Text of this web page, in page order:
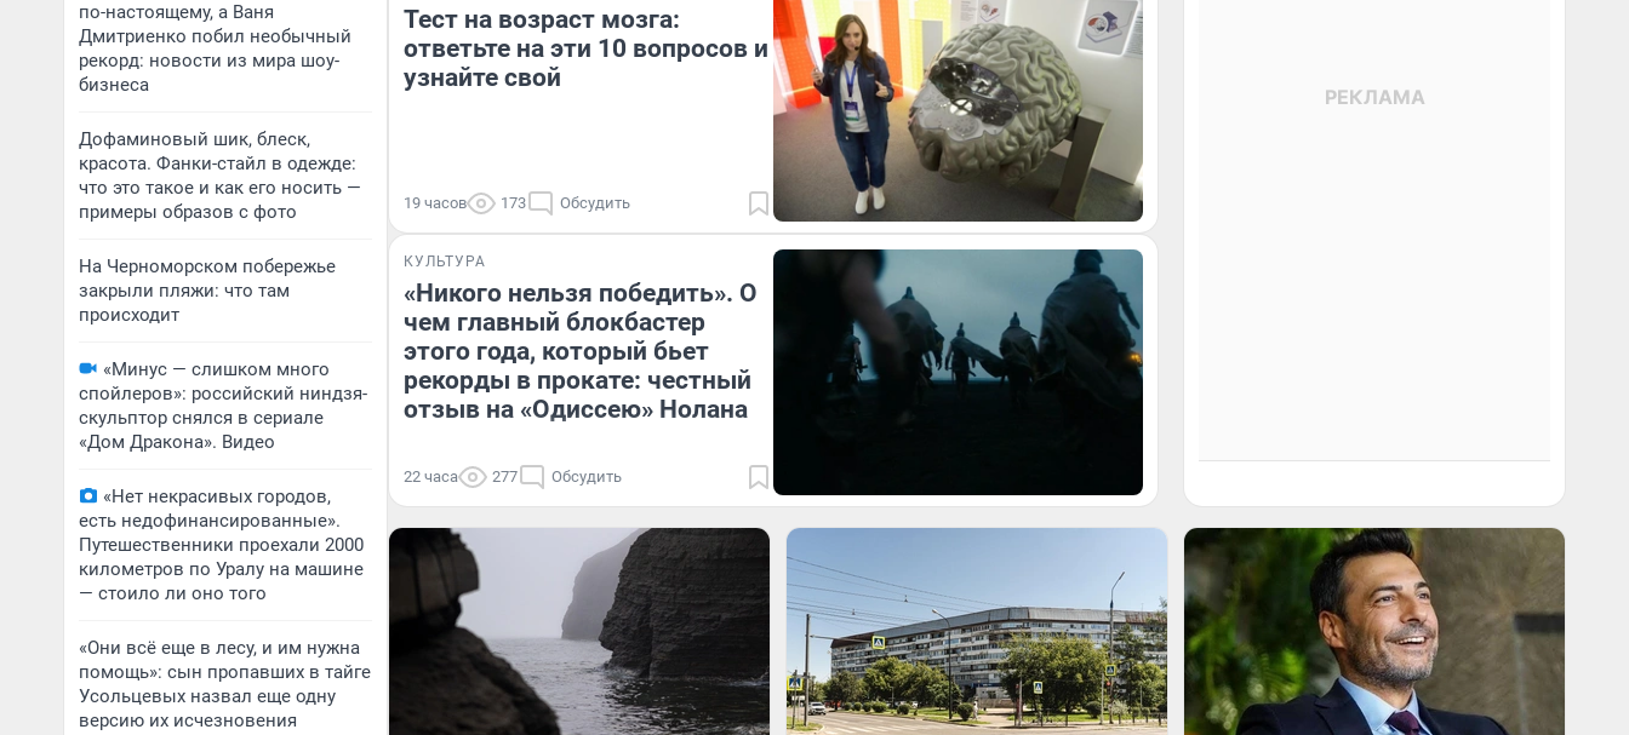
по-настоящему, а Ваня
Дмитриенко побил необычный
рекорд: новости из мира шоу-
бизнеса
Дофаминовый шик, блеск,
красота. Фанки-стайл в одежде:
что это такое и как его носить —
примеры образов с фото
На Черноморском побережье
закрыли пляжи: что там
происходит
«Минус — слишком много
спойлеров»: российский ниндзя-
скульптор снялся в сериале
«Дом Дракона». Видео
«Нет некрасивых городов,
есть недофинансированные».
Путешественники проехали 2000
километров по Уралу на машине
— стоило ли оно того
«Они всё еще в лесу, и им нужна
помощь»: сын пропавших в тайге
Усольцевых назвал еще одну
версию их исчезновения
Тест на возраст мозга:
ответьте на эти 10 вопросов и
узнайте свой
19 часов 173 Обсудить
КУЛЬТУРА
«Никого нельзя победить». О
чем главный блокбастер
этого года, который бьет
рекорды в прокате: честный
отзыв на «Одиссею» Нолана
22 часа 277 Обсудить